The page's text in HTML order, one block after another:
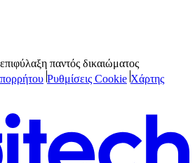
παντός δικαιώματος
Ρυθμίσεις Cookie Χάρτης